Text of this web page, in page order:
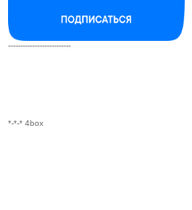
--------------------------
*-*-* 4box